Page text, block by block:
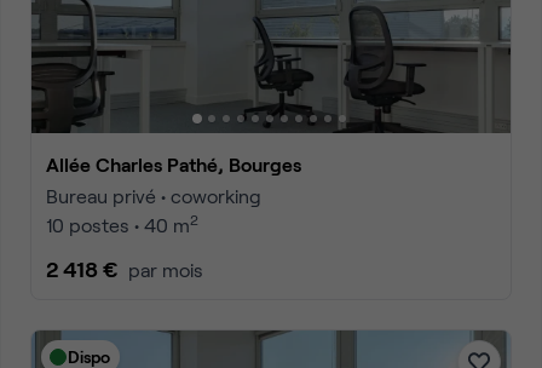
Allée Charles Pathé, Bourges
Bureau privé • coworking
10 postes • 40 m2
2 418 € par mois
Dispo